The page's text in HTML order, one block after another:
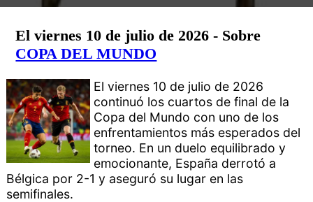
El viernes 10 de julio de 2026 - Sobre
COPA DEL MUNDO
El viernes 10 de julio de 2026
continuó los cuartos de final de la
Copa del Mundo con uno de los
enfrentamientos más esperados del
torneo. En un duelo equilibrado y
emocionante, España derrotó a
Bélgica por 2-1 y aseguró su lugar en las
semifinales.